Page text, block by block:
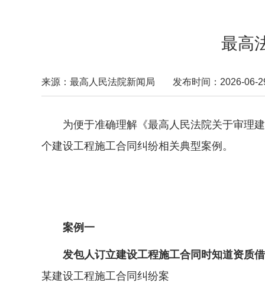
最高
来源：最高人民法院新闻局 发布时间：2026-06-
为便于准确理解《最高人民法院关于审理建
个建设工程施工合同纠纷相关典型案例。
案例一
发包人订立建设工程施工合同时知道资质借
某建设工程施工合同纠纷案